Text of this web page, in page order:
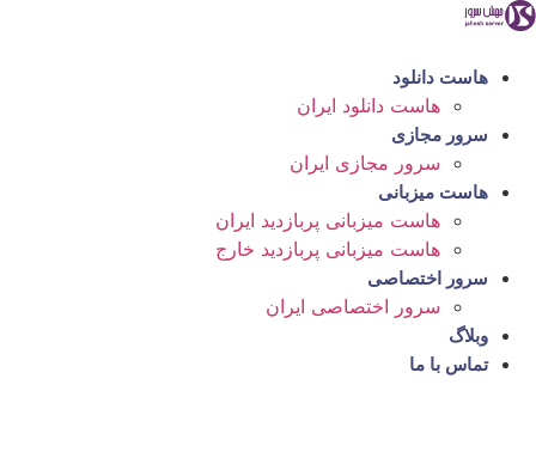
پرش
محتوا
هاست دانلود
هاست دانلود ایران
سرور مجازی
سرور مجازی ایران
هاست میزبانی
هاست میزبانی پربازدید ایران
هاست میزبانی پربازدید خارج
سرور اختصاصی
سرور اختصاصی ایران
وبلاگ
تماس با ما